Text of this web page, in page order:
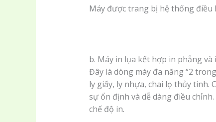
Máy được trang bị hệ thống điều
b. Máy in lụa kết hợp in phẳng
Đây là dòng máy đa năng “2
ly giấy, ly nhựa, chai lọ thủy tinh.
sự ổn định và dễ dàng điều
chế độ in.